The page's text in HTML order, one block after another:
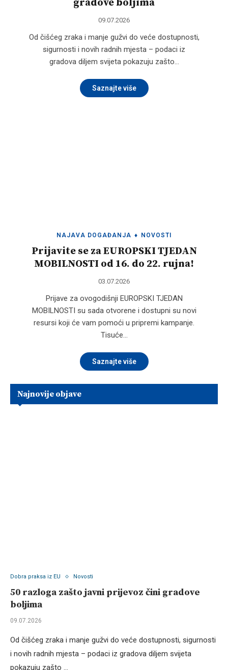
gradove boljima
09.07.2026
Od čišćeg zraka i manje gužvi do veće dostupnosti,
sigurnosti i novih radnih mjesta – podaci iz
gradova diljem svijeta pokazuju zašto…
Saznajte više
NAJAVA DOGAĐANJA ♦ NOVOSTI
Prijavite se za EUROPSKI TJEDAN
MOBILNOSTI od 16. do 22. rujna!
03.07.2026
Prijave za ovogodišnji EUROPSKI TJEDAN
MOBILNOSTI su sada otvorene i dostupni su novi
resursi koji će vam pomoći u pripremi kampanje.
Tisuće…
Saznajte više
Najnovije objave
Dobra praksa iz EU Novosti
50 razloga zašto javni prijevoz čini gradove
boljima
09.07.2026
Od čišćeg zraka i manje gužvi do veće dostupnosti, sigurnosti
i novih radnih mjesta – podaci iz gradova diljem svijeta
pokazuju zašto …